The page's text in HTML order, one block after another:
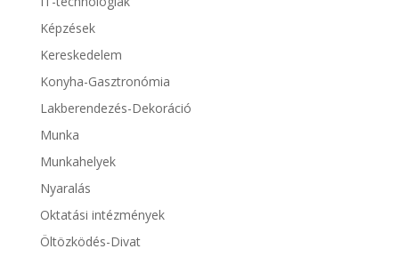
Képzések
Kereskedelem
Konyha-Gasztronómia
Lakberendezés-Dekoráció
Munka
Munkahelyek
Nyaralás
Oktatási intézmények
Öltözködés-Divat